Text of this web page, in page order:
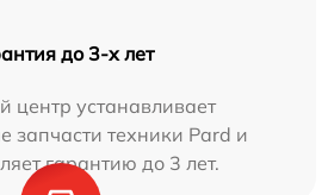
до 3-х лет
центр устанавливает
запчасти техники Pard и
гарантию до 3 лет.